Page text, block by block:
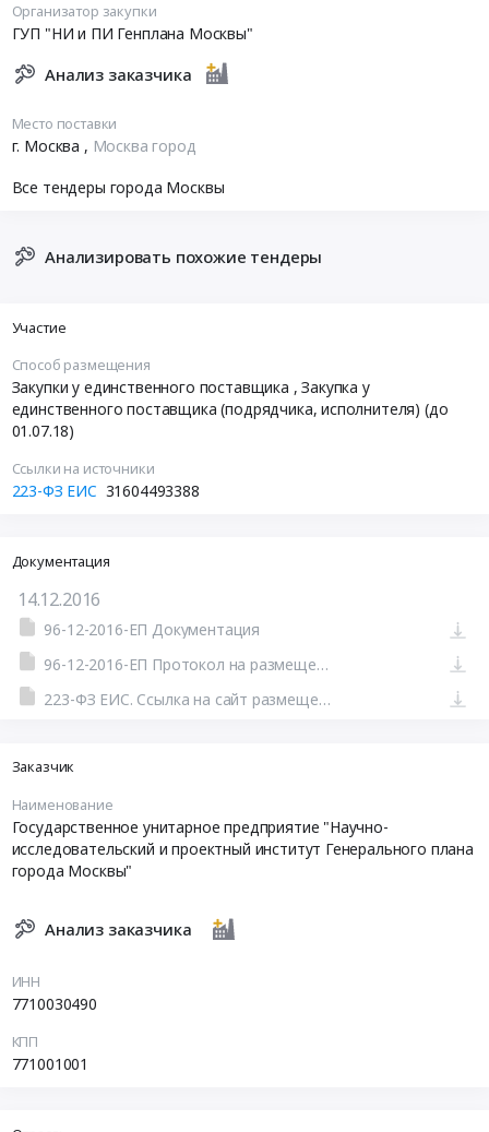
Организатор закупки
ГУП "НИ и ПИ Генплана Москвы"
Анализ заказчика
Место поставки
г. Москва , Москва город
Все тендеры города Москвы
Анализировать похожие тендеры
Участие
Способ размещения
Закупки у единственного поставщика , Закупка у
единственного поставщика (подрядчика, исполнителя) (до
01.07.18)
Ссылки на источники
223-ФЗ ЕИС 31604493388
Документация
14.12.2016
96-12-2016-ЕП Документация
96-12-2016-ЕП Протокол на размещение
223-ФЗ ЕИС. Ссылка на сайт размещения тендера #110921089779.doc
Заказчик
Наименование
Государственное унитарное предприятие "Научно-
исследовательский и проектный институт Генерального плана
города Москвы"
Анализ заказчика
ИНН
7710030490
КПП
771001001